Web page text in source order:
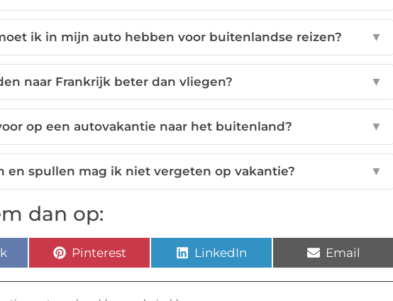
ik in mijn auto hebben voor buitenlandse reizen? ▼
naar Frankrijk beter dan vliegen? ▼
op een autovakantie naar het buitenland? ▼
en spullen mag ik niet vergeten op vakantie? ▼
dan op:
Pinterest LinkedIn Email